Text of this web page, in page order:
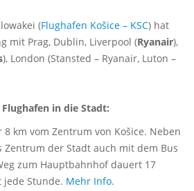
(Flughafen Košice – KSC) hat
mit Prag, Dublin, Liverpool (Ryanair),
), London (Stansted – Ryanair, Luton –
in die Stadt:
km vom Zentrum von Košice. Neben
Zentrum der Stadt auch mit dem Bus
zum Hauptbahnhof dauert 17
Stunde. Mehr Info.